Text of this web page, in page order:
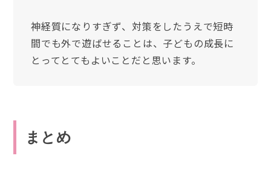
神経質になりすぎず、対策をしたうえで短時
間でも外で遊ばせることは、子どもの成長に
とってとてもよいことだと思います。
まとめ